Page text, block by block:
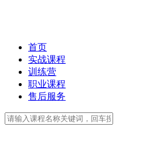
首页
实战课程
训练营
职业课程
售后服务